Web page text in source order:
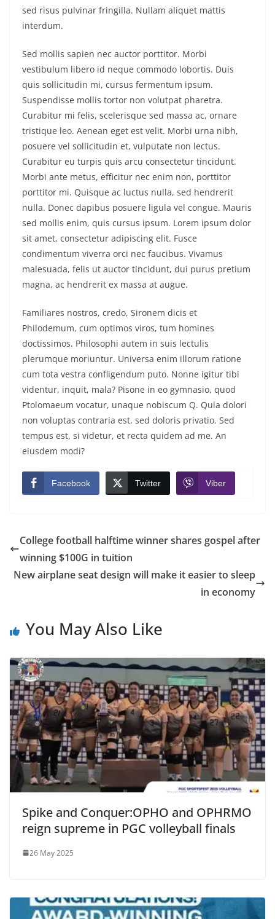
sed risus pulvinar fringilla. Nullam aliquet mattis
interdum.
Sed mollis sapien nec auctor porttitor. Morbi
vestibulum libero id neque commodo lobortis. Duis
quis sollicitudin mi, cursus fermentum ipsum.
Suspendisse mollis tortor non volutpat pharetra.
Curabitur mi felis, scelerisque sed massa ac, ornare
tristique leo. Aenean eget est velit. Morbi urna nibh,
posuere vel sollicitudin et, vulputate non lectus.
Curabitur eu turpis quis arcu consectetur tincidunt.
Morbi ante metus, efficitur nec enim non, porttitor
porttitor mi. Quisque ac luctus nulla, sed hendrerit
nulla. Donec dapibus posuere ligula vel congue. Mauris
sed mollis enim, quis cursus ipsum. Lorem ipsum dolor
sit amet, consectetur adipiscing elit. Fusce
condimentum viverra orci nec faucibus. Vivamus
malesuada, felis ut auctor tincidunt, dui purus pretium
magna, ac hendrerit ex massa at augue.
Familiares nostros, credo, Sironem dicis et
Philodemum, cum optimos viros, tum homines
doctissimos. Philosophi autem in suis lectulis
plerumque moriuntur. Universa enim illorum ratione
cum tota vestra confligendum puto. Nonne igitur tibi
videntur, inquit, mala? Pisone in eo gymnasio, quod
Ptolomaeum vocatur, unaque nobiscum Q. Quia dolori
non voluptas contraria est, sed doloris privatio. Sed
tempus est, si videtur, et recta quidem ad me. An
eiusdem modi?
Facebook Twitter Viber
College football halftime winner shares gospel after
winning $100G in tuition
New airplane seat design will make it easier to sleep
in economy
You May Also Like
Spike and Conquer:OPHO and OPHRMO
reign supreme in PGC volleyball finals
26 May 2025